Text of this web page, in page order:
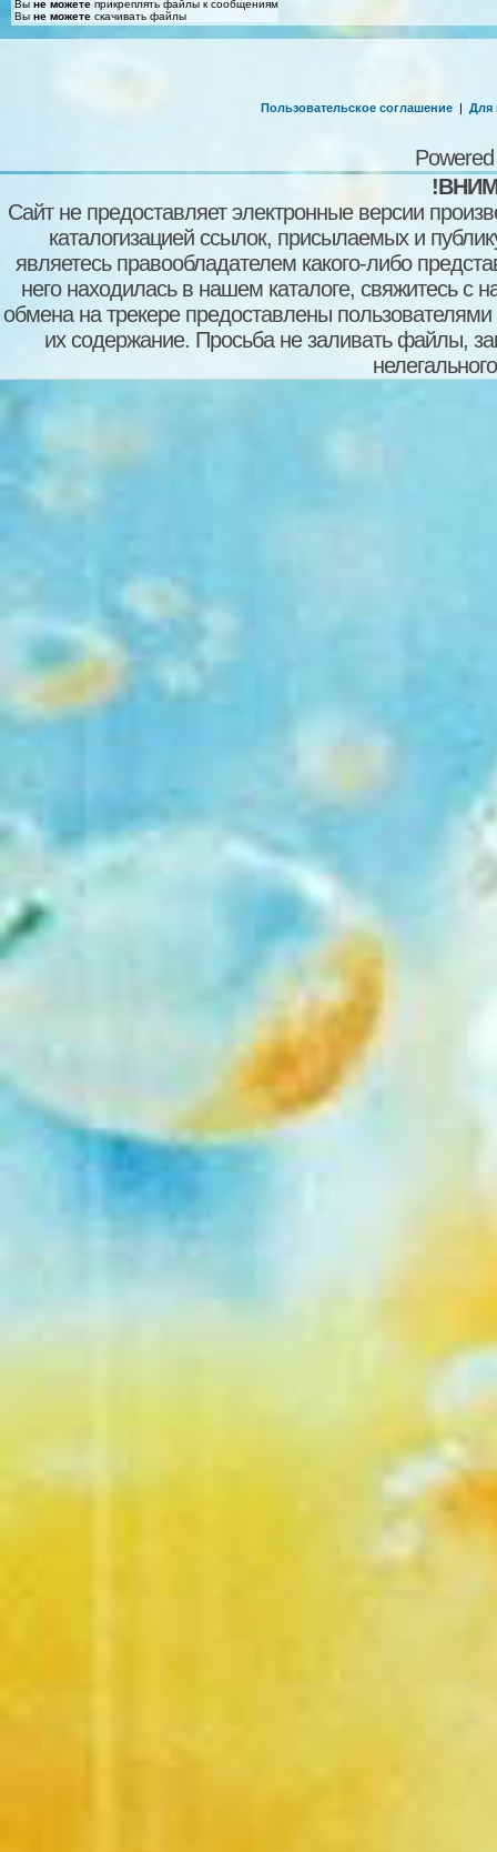
Вы не можете прикреплять файлы к сообщениям
Вы не можете скачивать файлы
Пользовательское соглашение | Для
Сайт не предоставляет электронные версии
каталогизацией ссылок, присылаемых и
являетесь правообладателем какого-либо
него находилась в нашем каталоге, свяжитесь
обмена на трекере предоставлены пользователями
их содержание. Просьба не заливать файлы,